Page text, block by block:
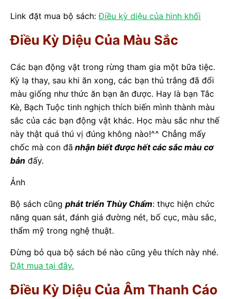
Link đặt mua bộ sách:Điều kỳ diệu của hình khối
Điều Kỳ Diệu Của Màu Sắc
Các bạn động vật trong rừng tham gia một bữa tiệc.
Kỳ lạ thay, sau khi ăn xong, các bạn thú trắng đã đổi
màu giống như thức ăn bạn ăn được. Hay là bạn Tắc
Kè, Bạch Tuộc tinh nghịch thích biến mình thành màu
sắc của các bạn động vật khác. Học màu sắc như thế
này thật quá thú vị đúng không nào!^^ Chẳng mấy
chốc mà con đã nhận biết được hết các sắc màu cơ
bản đấy.
Ảnh
Bộ sách cũng phát triển Thùy Chẩm: thực hiện chức
năng quan sát, đánh giá đường nét, bố cục, màu sắc,
thẩm mỹ trong nghệ thuật.
Đừng bỏ qua bộ sách bé nào cũng yêu thích này nhé.
Đặt mua tại đây.
Điều Kỳ Diệu Của Âm Thanh Cáo